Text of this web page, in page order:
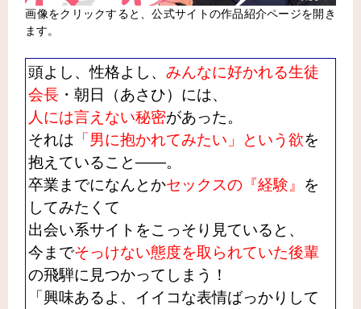
画像をクリックすると、公式サイトの作品紹介ページを開き
ます。
頭よし、性格よし、みんなに好かれる生徒
会長 ・朝日（あさひ）には、
人には言えない秘密があった。
それは 「男に抱かれてみたい」という欲を
抱えていること――。
卒業までになんとかセックスの『経験』 を
してみたくて
出会い系サイトをこっそり見ていると、
今までそっけない態度を取られていた後輩
の飛騨に見つかってしまう！
「興味あるよ、イイコな表情ばっかりして